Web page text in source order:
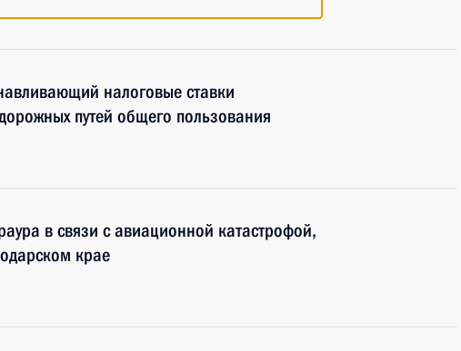
налоговые ставки
путей общего пользования
в связи с авиационной катастрофой,
крае